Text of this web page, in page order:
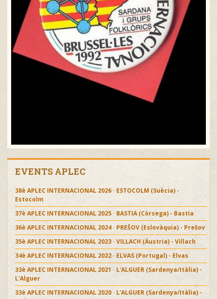
EVENTS APLEC
38è APLEC INTERNACIONAL 2026 · ESTOCOLM (Suècia) -
Estocolm
37è APLEC INTERNACIONAL 2025 · BASTIA (Còrsega) - Bastia
36è APLEC INTERNACIONAL 2024 · PREŠOV (Eslovàquia) - Prešov
35è APLEC INTERNACIONAL 2023 · VILLACH (Àustria) - Villach
34è APLEC INTERNACIONAL 2022 · ELVAS (Portugal) - Elvas
33è APLEC INTERNACIONAL 2021 · L'ALGUER (Sardenya/Itàlia) -
L'Alguer
33è APLEC INTERNACIONAL 2020 · L'ALGUER (Sardenya/Itàlia) -